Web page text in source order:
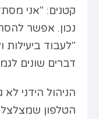
קטנים: "אני
נכון. אפשר
"לעבוד ביעילות
דברים שונים
הניהול הידני
הטלפון